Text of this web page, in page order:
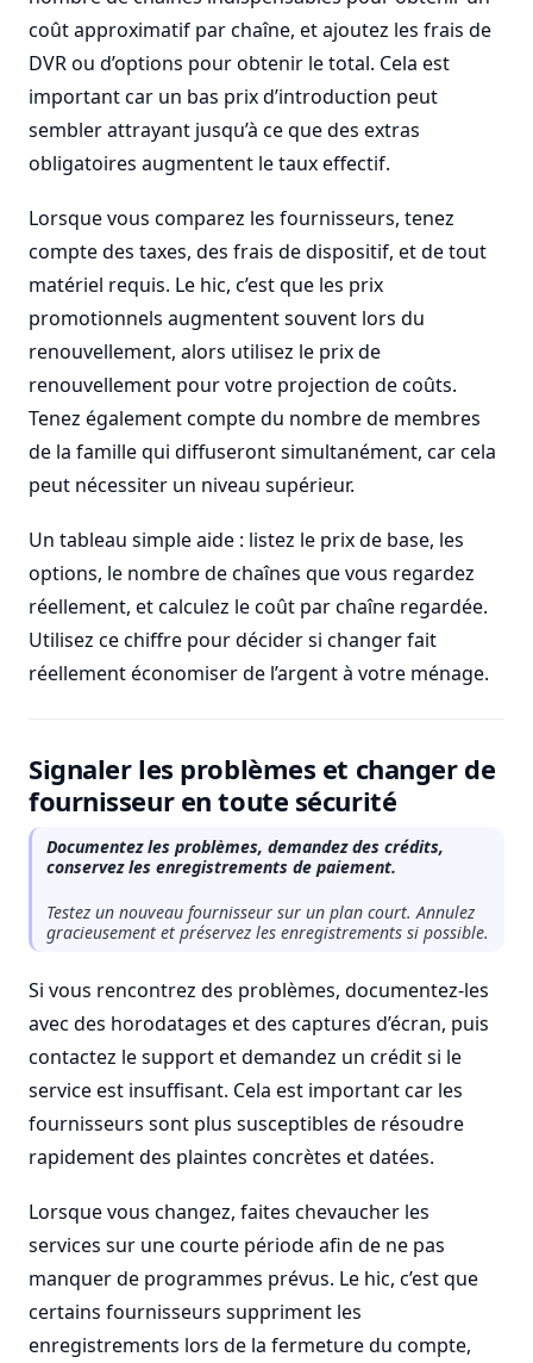
coût approximatif par chaîne, et ajoutez les frais de
DVR ou d’options pour obtenir le total. Cela est
important car un bas prix d’introduction peut
sembler attrayant jusqu’à ce que des extras
obligatoires augmentent le taux effectif.
Lorsque vous comparez les fournisseurs, tenez
compte des taxes, des frais de dispositif, et de tout
matériel requis. Le hic, c’est que les prix
promotionnels augmentent souvent lors du
renouvellement, alors utilisez le prix de
renouvellement pour votre projection de coûts.
Tenez également compte du nombre de membres
de la famille qui diffuseront simultanément, car cela
peut nécessiter un niveau supérieur.
Un tableau simple aide : listez le prix de base, les
options, le nombre de chaînes que vous regardez
réellement, et calculez le coût par chaîne regardée.
Utilisez ce chiffre pour décider si changer fait
réellement économiser de l’argent à votre ménage.
Signaler les problèmes et changer de
fournisseur en toute sécurité
Documentez les problèmes, demandez des crédits,
conservez les enregistrements de paiement.
Testez un nouveau fournisseur sur un plan court. Annulez
gracieusement et préservez les enregistrements si possible.
Si vous rencontrez des problèmes, documentez-les
avec des horodatages et des captures d’écran, puis
contactez le support et demandez un crédit si le
service est insuffisant. Cela est important car les
fournisseurs sont plus susceptibles de résoudre
rapidement des plaintes concrètes et datées.
Lorsque vous changez, faites chevaucher les
services sur une courte période afin de ne pas
manquer de programmes prévus. Le hic, c’est que
certains fournisseurs suppriment les
enregistrements lors de la fermeture du compte,